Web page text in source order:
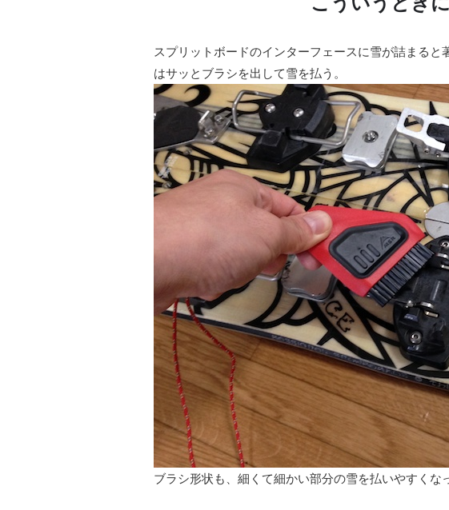
スプリットボードのインターフェースに雪が詰まると
はサッとブラシを出して雪を払う。
ブラシ形状も、細くて細かい部分の雪を払いやすくな